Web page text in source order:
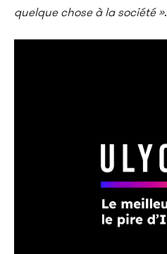
quelque chose à la société ».